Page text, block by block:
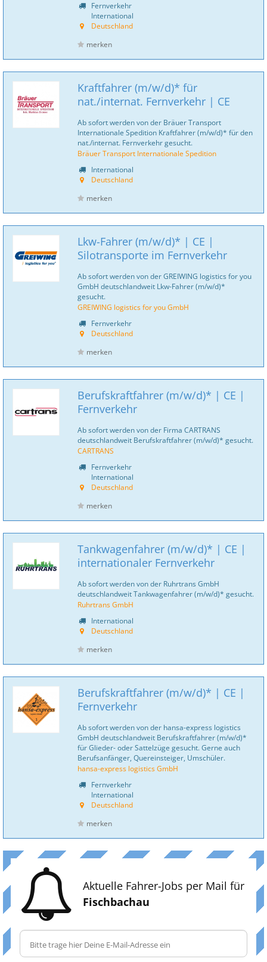
Fernverkehr
International
Deutschland
merken
Kraftfahrer (m/w/d)* für
nat./internat. Fernverkehr | CE
Ab sofort werden von der Bräuer Transport
Internationale Spedition Kraftfahrer (m/w/d)* für den
nat./internat. Fernverkehr gesucht.
Bräuer Transport Internationale Spedition
International
Deutschland
merken
Lkw-Fahrer (m/w/d)* | CE |
Silotransporte im Fernverkehr
Ab sofort werden von der GREIWING logistics for you
GmbH deutschlandweit Lkw-Fahrer (m/w/d)*
gesucht.
GREIWING logistics for you GmbH
Fernverkehr
Deutschland
merken
Berufskraftfahrer (m/w/d)* | CE |
Fernverkehr
Ab sofort werden von der Firma CARTRANS
deutschlandweit Berufskraftfahrer (m/w/d)* gesucht.
CARTRANS
Fernverkehr
International
Deutschland
merken
Tankwagenfahrer (m/w/d)* | CE |
internationaler Fernverkehr
Ab sofort werden von der Ruhrtrans GmbH
deutschlandweit Tankwagenfahrer (m/w/d)* gesucht.
Ruhrtrans GmbH
International
Deutschland
merken
Berufskraftfahrer (m/w/d)* | CE |
Fernverkehr
Ab sofort werden von der hansa-express logistics
GmbH deutschlandweit Berufskraftfahrer (m/w/d)*
für Glieder- oder Sattelzüge gesucht. Gerne auch
Berufsanfänger, Quereinsteiger, Umschüler.
hansa-express logistics GmbH
Fernverkehr
International
Deutschland
merken
Aktuelle Fahrer-Jobs per Mail für
Fischbachau